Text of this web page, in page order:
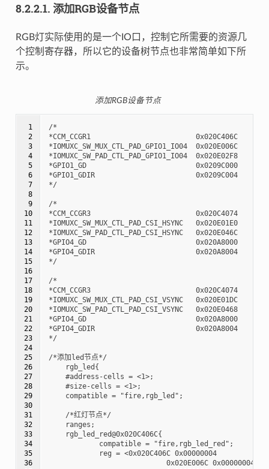
8.2.2.1. 添加RGB设备节点
RGB灯实际使用的是一个IO口，控制它所需要的资源几
个控制寄存器，所以它的设备树节点也非常简单如下所
示。
添加RGB设备节点
1
2
3
4
5
6
7
8
9
10
11
12
13
14
15
16
17
18
19
20
21
22
23
24
25
26
27
28
29
30
31
32
33
34
35
36
/*
*CCM_CCGR1                         0x020C406C
*IOMUXC_SW_MUX_CTL_PAD_GPIO1_IO04  0x020E006C
*IOMUXC_SW_PAD_CTL_PAD_GPIO1_IO04  0x020E02F8
*GPIO1_GD                          0x0209C000
*GPIO1_GDIR                        0x0209C004
*/
/*
*CCM_CCGR3                         0x020C4074
*IOMUXC_SW_MUX_CTL_PAD_CSI_HSYNC   0x020E01E0
*IOMUXC_SW_PAD_CTL_PAD_CSI_HSYNC   0x020E046C
*GPIO4_GD                          0x020A8000
*GPIO4_GDIR                        0x020A8004
*/
/*
*CCM_CCGR3                         0x020C4074
*IOMUXC_SW_MUX_CTL_PAD_CSI_VSYNC   0x020E01DC
*IOMUXC_SW_PAD_CTL_PAD_CSI_VSYNC   0x020E0468
*GPIO4_GD                          0x020A8000
*GPIO4_GDIR                        0x020A8004
*/
/*添加led节点*/
    rgb_led{
    #address-cells = <1>;
    #size-cells = <1>;
    compatible = "fire,rgb_led";
    /*红灯节点*/
    ranges;
    rgb_led_red@0x020C406C{
            compatible = "fire,rgb_led_red";
            reg = <0x020C406C 0x00000004
                            0x020E006C 0x00000004